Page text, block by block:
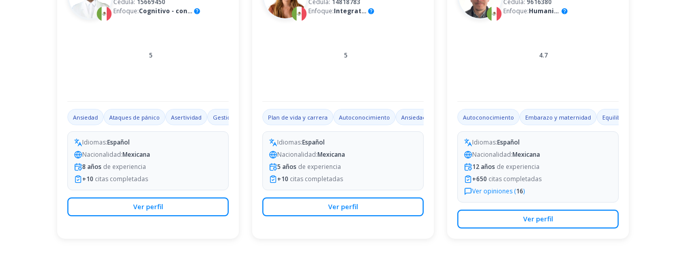
Cédula: 15669450
Enfoque:
Cognitivo - conductual help
5
Ansiedad Ataques de pánico Asertividad Gestión emocional Trastorno por déficit de atención con hiperactividad
Idiomas:Español
Nacionalidad:Mexicana
8 años de experiencia
+10 citas completadas
Ver perfil
Cédula: 14818783
Enfoque:
Integrativo help
5
Plan de vida y carrera Autoconocimiento Ansiedad Habilidades de liderazgo Depresión
Idiomas:Español
Nacionalidad:Mexicana
5 años de experiencia
+10 citas completadas
Ver perfil
Cédula: 9616380
Enfoque:
Humanista help
4.7
Autoconocimiento Embarazo y maternidad Equilibrio emocional
Idiomas:Español
Nacionalidad:Mexicana
12años de experiencia
+650 citas completadas
Ver opiniones (16)
Ver perfil